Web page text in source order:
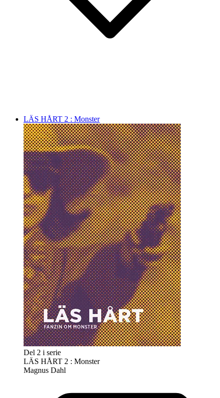
LÄS HÅRT 2 : Monster
Del 2 i serie
LÄS HÅRT 2 : Monster
Magnus Dahl